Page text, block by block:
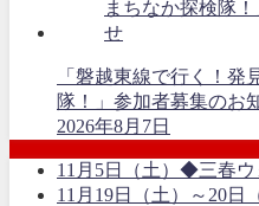
「磐越東線で行く！発
隊！」参加者募集のお
2026年8月7日
11月5日（土）◆三春ウ
11月19日（土）～20日